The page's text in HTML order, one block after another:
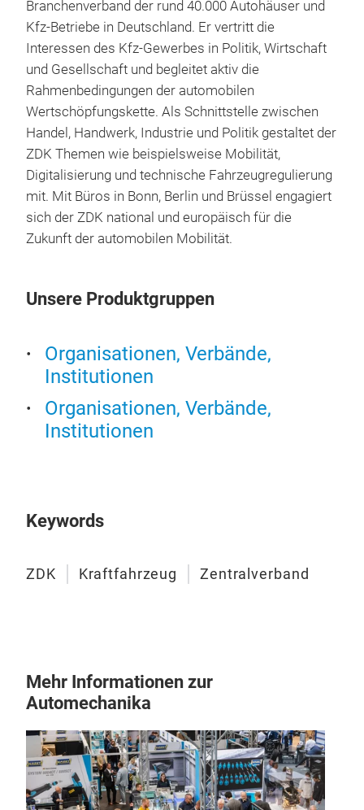
Branchenverband der rund 40.000 Autohäuser und
Kfz-Betriebe in Deutschland. Er vertritt die
Interessen des Kfz-Gewerbes in Politik, Wirtschaft
und Gesellschaft und begleitet aktiv die
Rahmenbedingungen der automobilen
Wertschöpfungskette. Als Schnittstelle zwischen
Handel, Handwerk, Industrie und Politik gestaltet der
ZDK Themen wie beispielsweise Mobilität,
Digitalisierung und technische Fahrzeugregulierung
mit. Mit Büros in Bonn, Berlin und Brüssel engagiert
sich der ZDK national und europäisch für die
Zukunft der automobilen Mobilität.
Unsere Produktgruppen
Organisationen, Verbände,
Institutionen
Organisationen, Verbände,
Institutionen
Keywords
ZDK Kraftfahrzeug Zentralverband
Mehr Informationen zur
Automechanika